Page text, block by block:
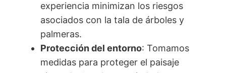
experiencia minimizan los riesgos
asociados con la tala de árboles y
palmeras.
Protección del entorno: Tomamos
medidas para proteger el paisaje